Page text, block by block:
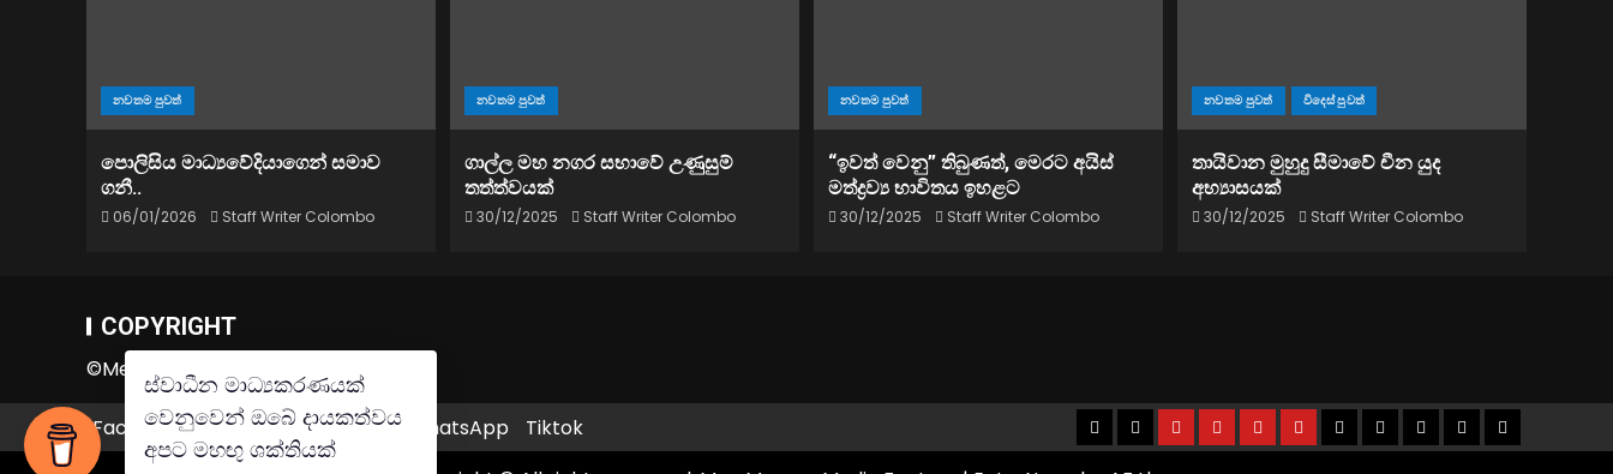
නවතම පුවත්
පොලිසිය මාධ්‍යවේදියාගෙන් සමාව
ගනී..
06/01/2026 Staff Writer Colombo
නවතම පුවත්
ගාල්ල මහ නගර සභාවේ උණුසුම්
තත්ත්වයක්
30/12/2025 Staff Writer Colombo
නවතම පුවත්
“ඉවත් වෙනු” තිබුණත්, මෙරට අයිස්
මත්ද්‍රව්‍ය භාවිතය ඉහළට
30/12/2025 Staff Writer Colombo
නවතම පුවත් විදෙස් පුවත්
තායිවාන මුහුදු සීමාවේ චීන යුද
අභ්‍යාසයක්
30/12/2025 Staff Writer Colombo
COPYRIGHT
©Mee Massoo Media Factory®
Facebook Youtube Telegram WhatsApp
Tiktok